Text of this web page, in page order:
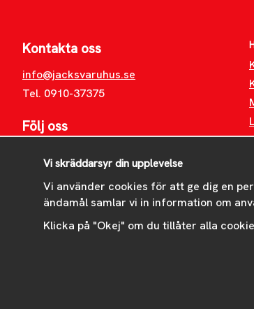
Kontakta oss
info@jacksvaruhus.se
Tel. 0910-37375
Följ oss
Instagram
Vi skräddarsyr din upplevelse
Vi använder cookies för att ge dig en
ändamål samlar vi in information om
Klicka på "Okej" om du tillåter alla